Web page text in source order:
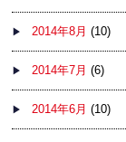
2014年8月 (10)
2014年7月 (6)
2014年6月 (10)